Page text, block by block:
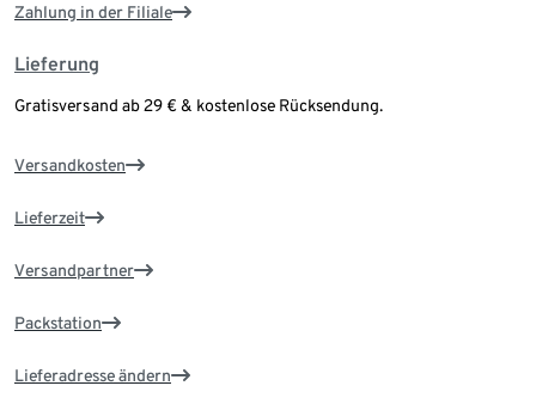
Zahlung in der Filiale
Lieferung
Gratisversand ab 29 € & kostenlose Rücksendung.
Versandkosten
Lieferzeit
Versandpartner
Packstation
Lieferadresse ändern